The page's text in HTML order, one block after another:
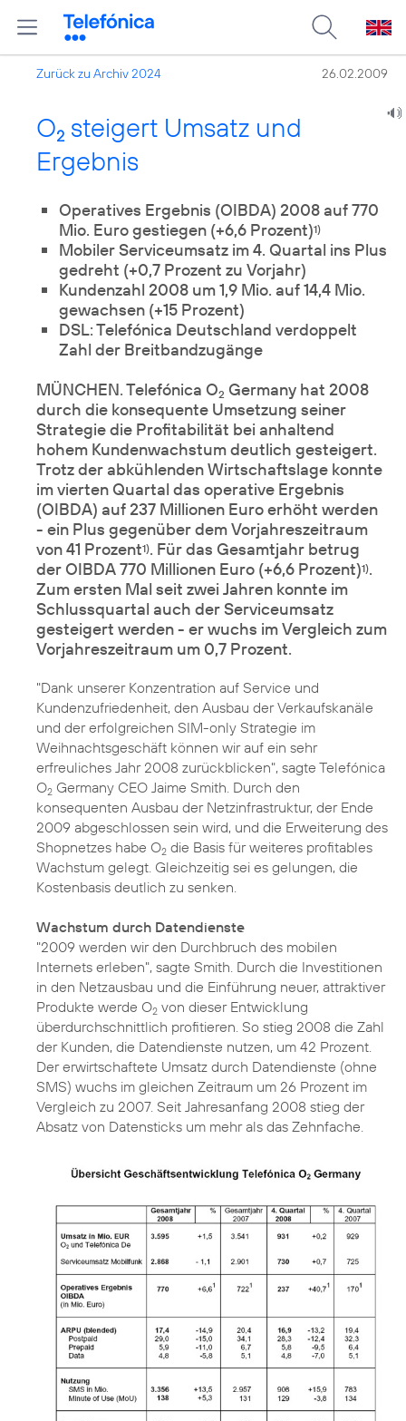
Zurück zu Archiv 2024 26.02.2009
O2 steigert Umsatz und
Ergebnis
Operatives Ergebnis (OIBDA) 2008 auf 770
Mio. Euro gestiegen (+6,6 Prozent)1)
Mobiler Serviceumsatz im 4. Quartal ins Plus
gedreht (+0,7 Prozent zu Vorjahr)
Kundenzahl 2008 um 1,9 Mio. auf 14,4 Mio.
gewachsen (+15 Prozent)
DSL: Telefónica Deutschland verdoppelt
Zahl der Breitbandzugänge
MÜNCHEN. Telefónica O2 Germany hat 2008
durch die konsequente Umsetzung seiner
Strategie die Profitabilität bei anhaltend
hohem Kundenwachstum deutlich gesteigert.
Trotz der abkühlenden Wirtschaftslage konnte
im vierten Quartal das operative Ergebnis
(OIBDA) auf 237 Millionen Euro erhöht werden
- ein Plus gegenüber dem Vorjahreszeitraum
von 41 Prozent1). Für das Gesamtjahr betrug
der OIBDA 770 Millionen Euro (+6,6 Prozent)1).
Zum ersten Mal seit zwei Jahren konnte im
Schlussquartal auch der Serviceumsatz
gesteigert werden - er wuchs im Vergleich zum
Vorjahreszeitraum um 0,7 Prozent.
"Dank unserer Konzentration auf Service und
Kundenzufriedenheit, den Ausbau der Verkaufskanäle
und der erfolgreichen SIM-only Strategie im
Weihnachtsgeschäft können wir auf ein sehr
erfreuliches Jahr 2008 zurückblicken", sagte Telefónica
O2 Germany CEO Jaime Smith. Durch den
konsequenten Ausbau der Netzinfrastruktur, der Ende
2009 abgeschlossen sein wird, und die Erweiterung des
Shopnetzes habe O2 die Basis für weiteres profitables
Wachstum gelegt. Gleichzeitig sei es gelungen, die
Kostenbasis deutlich zu senken.
Wachstum durch Datendienste
"2009 werden wir den Durchbruch des mobilen
Internets erleben", sagte Smith. Durch die Investitionen
in den Netzausbau und die Einführung neuer, attraktiver
Produkte werde O2 von dieser Entwicklung
überdurchschnittlich profitieren. So stieg 2008 die Zahl
der Kunden, die Datendienste nutzen, um 42 Prozent.
Der erwirtschaftete Umsatz durch Datendienste (ohne
SMS) wuchs im gleichen Zeitraum um 26 Prozent im
Vergleich zu 2007. Seit Jahresanfang 2008 stieg der
Absatz von Datensticks um mehr als das Zehnfache.